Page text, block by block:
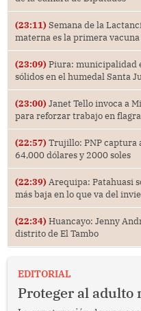
(23:11) Semana de la
materna es la primera vacuna
(23:09) Piura: municipalidad
sólidos en el humedal Santa
(23:00) Janet Tello invoca a
para reforzar trabajo en
(22:57) Trujillo: PNP captura
64,000 dólares y 2000 soles
(22:39) Arequipa: Patahuasi
más baja en lo que va del
(22:34) Huancayo: Jenny
distrito de El Tambo
EDITORIAL
Proteger al adulto